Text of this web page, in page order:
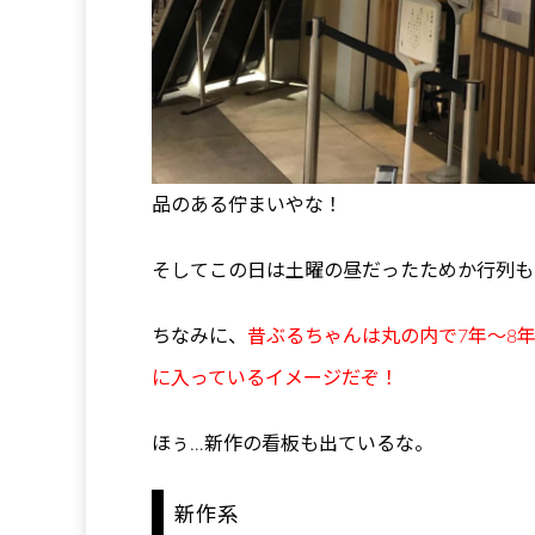
品のある佇まいやな！
そしてこの日は土曜の昼だったためか行列
ちなみに、 昔ぶるちゃんは丸の内で7年〜8
に入っているイメージだぞ！
ほぅ…新作の看板も出ているな。
新作系